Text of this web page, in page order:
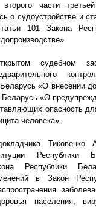
части
о судоустройстве и
101 Закона
судебном
«О внесении
«О
опасность
человека».
Тиковенко
Республики
в Закон
населения,